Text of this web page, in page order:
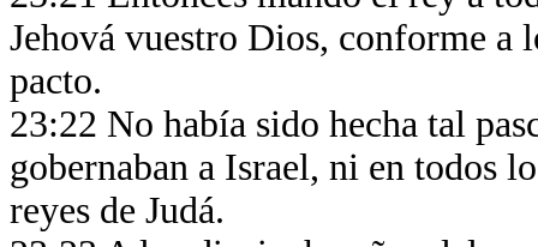
Jehová vuestro Dios, conforme a
pacto.
23:22 No había sido hecha tal
gobernaban a Israel, ni en todos
reyes de Judá.